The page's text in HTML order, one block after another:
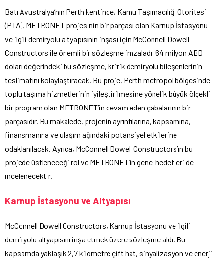
Batı Avustralya’nın Perth kentinde, Kamu Taşımacılığı Otoritesi
(PTA), METRONET projesinin bir parçası olan Karnup İstasyonu
ve ilgili demiryolu altyapısının inşası için McConnell Dowell
Constructors ile önemli bir sözleşme imzaladı. 64 milyon ABD
doları değerindeki bu sözleşme, kritik demiryolu bileşenlerinin
teslimatını kolaylaştıracak. Bu proje, Perth metropol bölgesinde
toplu taşıma hizmetlerinin iyileştirilmesine yönelik büyük ölçekli
bir program olan METRONET’in devam eden çabalarının bir
parçasıdır. Bu makalede, projenin ayrıntılarına, kapsamına,
finansmanına ve ulaşım ağındaki potansiyel etkilerine
odaklanılacak. Ayrıca, McConnell Dowell Constructors’ın bu
projede üstleneceği rol ve METRONET’in genel hedefleri de
incelenecektir.
Karnup İstasyonu ve Altyapısı
McConnell Dowell Constructors, Karnup İstasyonu ve ilgili
demiryolu altyapısını inşa etmek üzere sözleşme aldı. Bu
kapsamda yaklaşık 2,7 kilometre çift hat, sinyalizasyon ve enerji